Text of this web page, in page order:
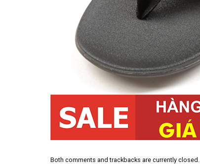
Both comments and trackbacks are currently closed.